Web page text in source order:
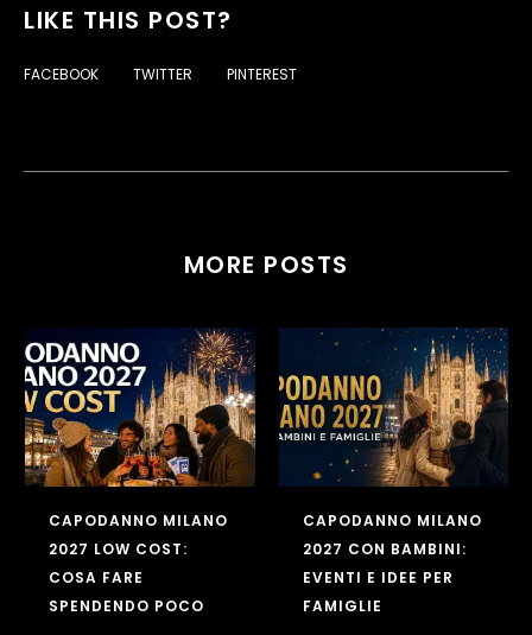
LIKE THIS POST?
FACEBOOK TWITTER PINTEREST
MORE POSTS
MILANO
PER
CAPODANNO MILANO
2027 LOW COST:
SPENDENDO POCO
2027 CON
EVENTI E